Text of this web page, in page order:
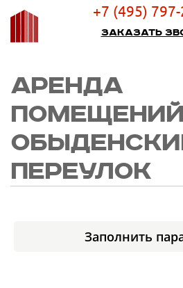
+7 (495)
Заказать
АРЕНДА
ПЕРЕУЛОК
Заполнить